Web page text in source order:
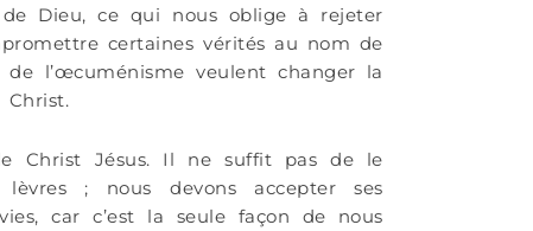
Dieu, ce qui nous oblige à rejeter
certaines vérités au nom de
l’œcuménisme veulent changer la
Christ Jésus. Il ne suffit pas de le
; nous devons accepter ses
car c’est la seule façon de nous